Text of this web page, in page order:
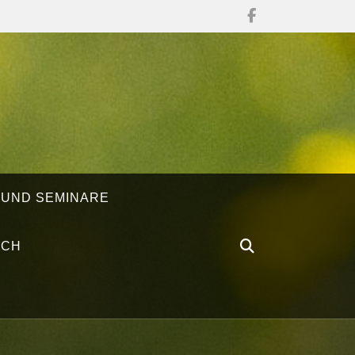
SEMINARE